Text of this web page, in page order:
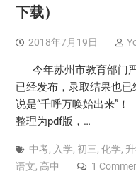
下载）
2018年7月19日
今年苏州市教育部门
已经发布，录取结果也
说是“千呼万唤始出来”
整理为pdf版，…
中考, 入学, 初三, 化学,
语文, 高中 1